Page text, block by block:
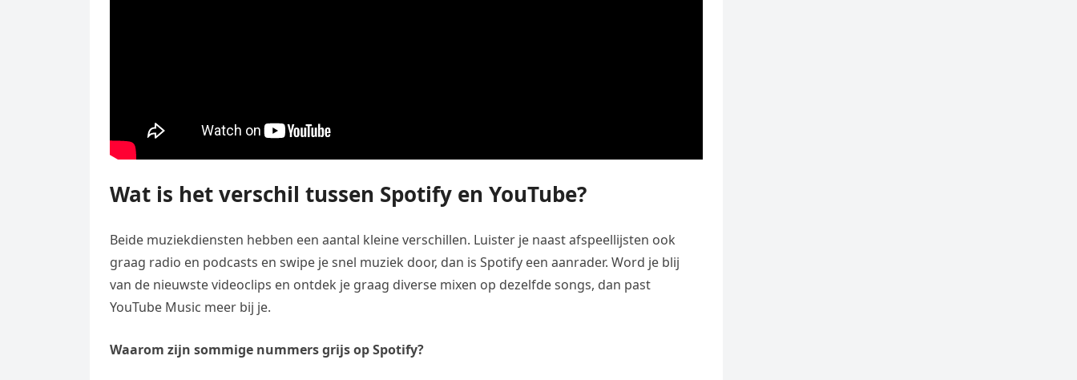
Wat is het verschil tussen Spotify en YouTube?
Beide muziekdiensten hebben een aantal kleine verschillen. Luister je naast afspeellijsten ook
graag radio en podcasts en swipe je snel muziek door, dan is Spotify een aanrader. Word je blij
van de nieuwste videoclips en ontdek je graag diverse mixen op dezelfde songs, dan past
YouTube Music meer bij je.
Waarom zijn sommige nummers grijs op Spotify?